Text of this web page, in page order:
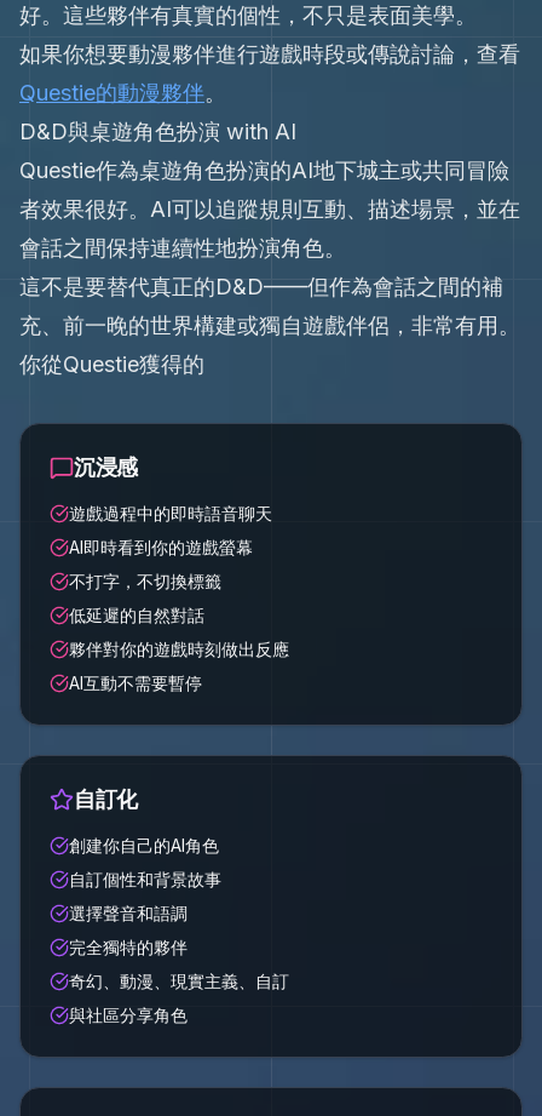
好。這些夥伴有真實的個性，不只是表面美學。
如果你想要動漫夥伴進行遊戲時段或傳說討論，查看
Questie的動漫夥伴。
D&D與桌遊角色扮演 with AI
Questie作為桌遊角色扮演的AI地下城主或共同冒險
者效果很好。AI可以追蹤規則互動、描述場景，並在
會話之間保持連續性地扮演角色。
這不是要替代真正的D&D——但作為會話之間的補
充、前一晚的世界構建或獨自遊戲伴侶，非常有用。
你從Questie獲得的
沉浸感
遊戲過程中的即時語音聊天
AI即時看到你的遊戲螢幕
不打字，不切換標籤
低延遲的自然對話
夥伴對你的遊戲時刻做出反應
AI互動不需要暫停
自訂化
創建你自己的AI角色
自訂個性和背景故事
選擇聲音和語調
完全獨特的夥伴
奇幻、動漫、現實主義、自訂
與社區分享角色